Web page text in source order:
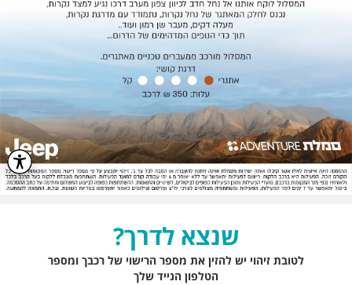
שנצא לדרך?
לטובת זיהוי יש להזין את מספר הרישוי של רכבך ומספר
הטלפון הנייד שלך